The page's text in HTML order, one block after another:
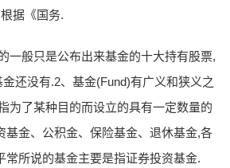
据《国务.
一般只是公布出来基金的十大持有股票,
还没有.2、基金(Fund)有广义和狭义之
为了某种目的而设立的具有一定数量的
基金、公积金、保险基金、退休基金,各
常所说的基金主要是指证券投资基金.